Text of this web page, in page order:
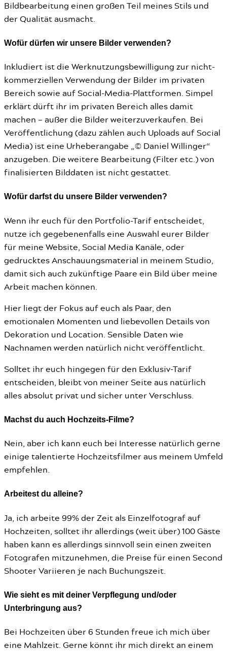
Bildbearbeitung einen großen Teil meines Stils und
der Qualität ausmacht.
Wofür dürfen wir unsere Bilder verwenden?
Inkludiert ist die Werknutzungsbewilligung zur nicht-
kommerziellen Verwendung der Bilder im privaten
Bereich sowie auf Social-Media-Plattformen. Simpel
erklärt dürft ihr im privaten Bereich alles damit
machen – außer die Bilder weiterzuverkaufen. Bei
Veröffentlichung (dazu zählen auch Uploads auf Social
Media) ist eine Urheberangabe „© Daniel Willinger“
anzugeben. Die weitere Bearbeitung (Filter etc.) von
finalisierten Bilddaten ist nicht gestattet.
Wofür darfst du unsere Bilder verwenden?
Wenn ihr euch für den Portfolio-Tarif entscheidet,
nutze ich gegebenenfalls eine Auswahl eurer Bilder
für meine Website, Social Media Kanäle, oder
gedrucktes Anschauungsmaterial in meinem Studio,
damit sich auch zukünftige Paare ein Bild über meine
Arbeit machen können.
Hier liegt der Fokus auf euch als Paar, den
emotionalen Momenten und liebevollen Details von
Dekoration und Location. Sensible Daten wie
Nachnamen werden natürlich nicht veröffentlicht.
Solltet ihr euch hingegen für den Exklusiv-Tarif
entscheiden, bleibt von meiner Seite aus natürlich
alles absolut privat und sicher unter Verschluss.
Machst du auch Hochzeits-Filme?
Nein, aber ich kann euch bei Interesse natürlich gerne
einige talentierte Hochzeitsfilmer aus meinem Umfeld
empfehlen.
Arbeitest du alleine?
Ja, ich arbeite 99% der Zeit als Einzelfotograf auf
Hochzeiten, solltet ihr allerdings (weit über) 100 Gäste
haben kann es allerdings sinnvoll sein einen zweiten
Fotografen mitzunehmen, die Preise für einen Second
Shooter Variieren je nach Buchungszeit.
Wie sieht es mit deiner Verpflegung und/oder
Unterbringung aus?
Bei Hochzeiten über 6 Stunden freue ich mich über
eine Mahlzeit. Gerne könnt ihr mich direkt an einem